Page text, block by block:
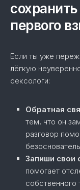
первого
Если ты уже
лёгкую
сексологи:
Обратная
тем, что он
разговор
Запиши свои
помогает